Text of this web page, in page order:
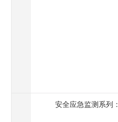
安全应急监测系列：